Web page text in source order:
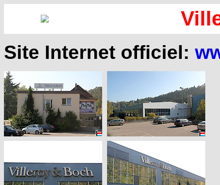
Site Internet officiel: